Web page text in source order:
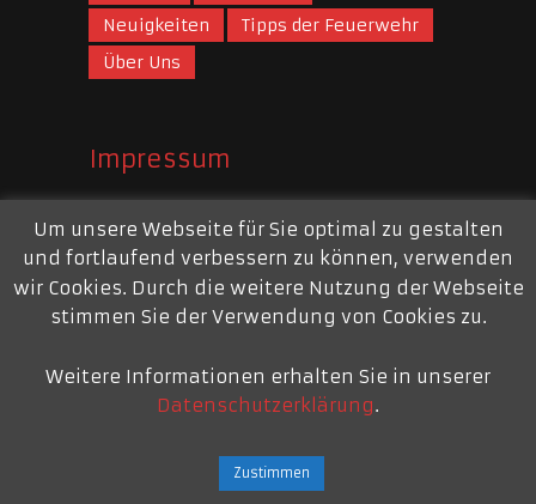
Neuigkeiten
Tipps der Feuerwehr
Über Uns
Impressum
Mail: webmaster@feuerwehr-repelen.de
Impressum
Am Jungbornpark 214 - 47445 Moers
Um unsere Webseite für Sie optimal zu gestalten
und fortlaufend verbessern zu können, verwenden
wir Cookies. Durch die weitere Nutzung der Webseite
stimmen Sie der Verwendung von Cookies zu.
Weitere Informationen erhalten Sie in unserer
Datenschutzerklärung.
Zustimmen